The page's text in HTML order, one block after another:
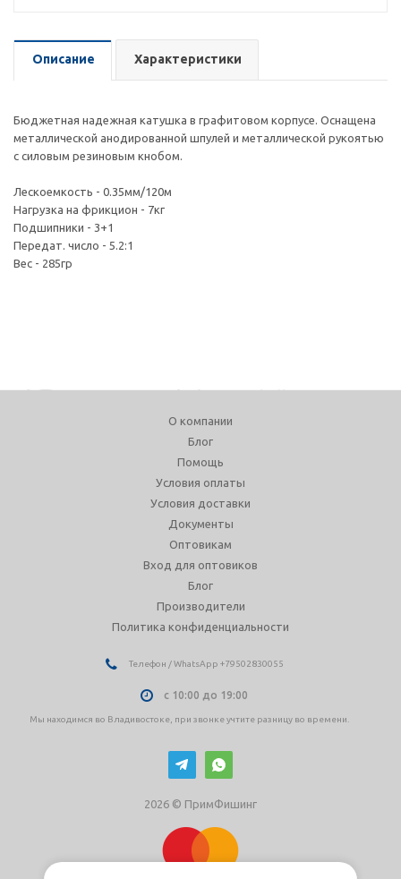
Описание Характеристики
Бюджетная надежная катушка в графитовом корпусе. Оснащена
металлической анодированной шпулей и металлической рукоятью
с силовым резиновым кнобом.
Лескоемкость - 0.35мм/120м
Нагрузка на фрикцион - 7кг
Подшипники - 3+1
Передат. число - 5.2:1
Вес - 285гр
О компании
Блог
Помощь
Условия оплаты
Условия доставки
Документы
Оптовикам
Вход для оптовиков
Блог
Производители
Политика конфиденциальности
Телефон / WhatsApp +79502830055
с 10:00 до 19:00
Мы находимся во Владивостоке, при звонке учтите разницу во времени.
2026 © ПримФишинг